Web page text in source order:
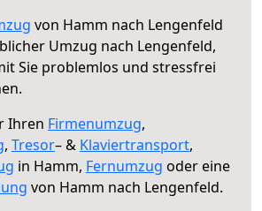
von Hamm nach Lengenfeld
Umzug nach Lengenfeld,
Sie problemlos und stressfrei
Ihren Firmenumzug,
, Tresor– & Klaviertransport,
in Hamm, Fernumzug oder eine
von Hamm nach Lengenfeld.